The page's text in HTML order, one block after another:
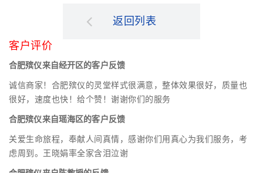
返回列表
客户评价
合肥殡仪来自经开区的客户反馈
诚信商家！合肥殡仪的灵堂样式很满意，整体效果很好，质量也
很好，速度也快！给个赞！谢谢你们的服务
合肥殡仪来自瑶海区的客户反馈
关爱生命旅程，奉献人间真情，感谢你们用真心为我们服务，考
虑周到。王晓娟率全家含泪泣谢